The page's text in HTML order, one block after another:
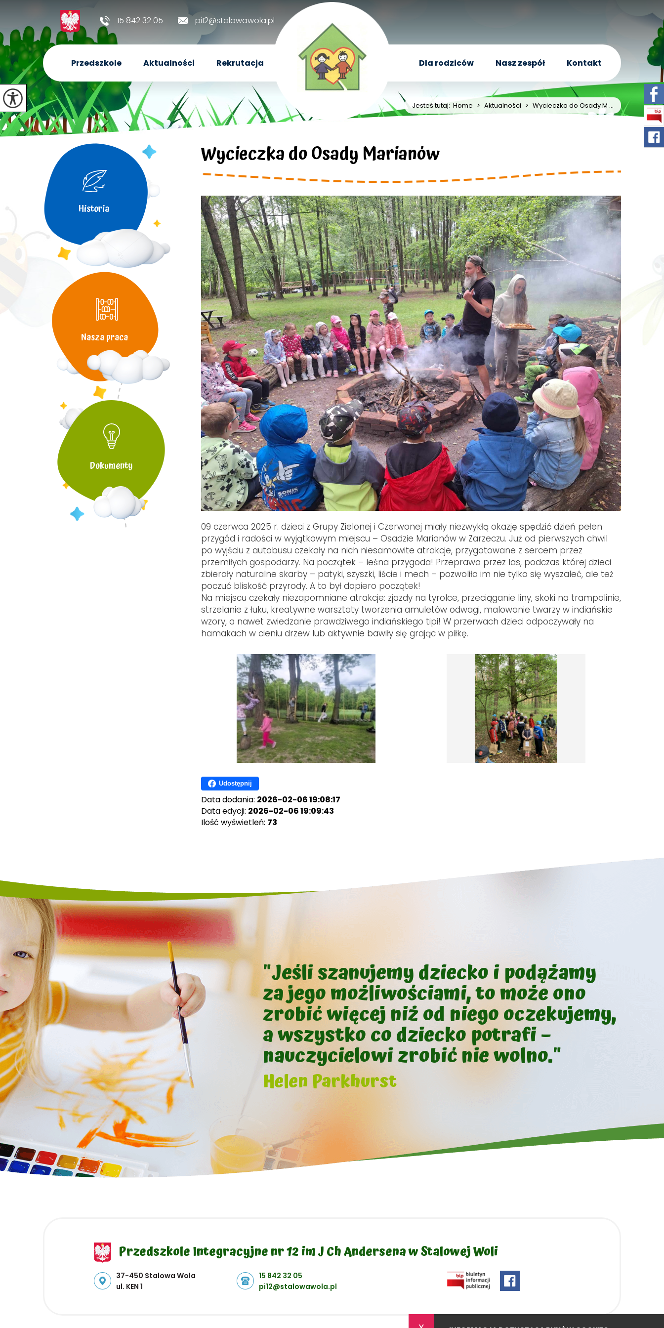
pi12@stalowawola.pl
15 842 32 05
Przedszkole Aktualności Rekrutacja Dla rodziców Nasz zespół Kontakt
Jesteś tutaj: Home > Aktualności > Wycieczka do Osady M ...
Wycieczka do Osady Marianów
09 czerwca 2025 r. dzieci z Grupy Zielonej i Czerwonej miały niezwykłą okazję spędzić dzień pełen
przygód i radości w wyjątkowym miejscu – Osadzie Marianów w Zarzeczu. Już od pierwszych chwil
po wyjściu z autobusu czekały na nich niesamowite atrakcje, przygotowane z sercem przez
przemiłych gospodarzy. Na początek – leśna przygoda! Przeprawa przez las, podczas której dzieci
zbierały naturalne skarby – patyki, szyszki, liście i mech – pozwoliła im nie tylko się wyszaleć, ale też
poczuć bliskość przyrody. A to był dopiero początek!
Na miejscu czekały niezapomniane atrakcje: zjazdy na tyrolce, przeciąganie liny, skoki na trampolinie,
strzelanie z łuku, kreatywne warsztaty tworzenia amuletów odwagi, malowanie twarzy w indiańskie
wzory, a nawet zwiedzanie prawdziwego indiańskiego tipi! W przerwach dzieci odpoczywały na
hamakach w cieniu drzew lub aktywnie bawiły się grając w piłkę.
Udostępnij
Data dodania: 2026-02-06 19:08:17
Data edycji: 2026-02-06 19:09:43
Ilość wyświetleń: 73
Historia
Nasza praca
Dokumenty
"Jeśli szanujemy dziecko i podążamy
za jego możliwościami, to może ono
zrobić więcej niż od niego oczekujemy,
a wszystko co dziecko potrafi –
nauczycielowi zrobić nie wolno."
Helen Parkhurst
Przedszkole Integracyjne nr 12 im J Ch Andersena w Stalowej Woli
Adres pocztowy:
37-450 Stalowa Wola
ul. KEN 1
15 842 32 05
pi12@stalowawola.pl